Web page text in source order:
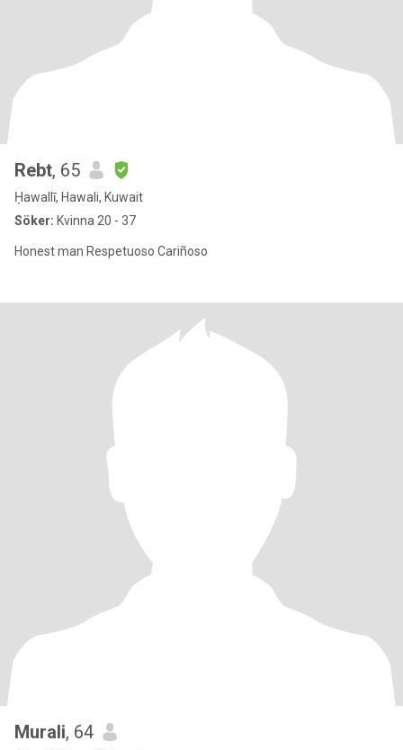
Rebt, 65
Ḥawallī, Hawali, Kuwait
Söker: Kvinna 20 - 37
Honest man Respetuoso Cariñoso
Murali, 64